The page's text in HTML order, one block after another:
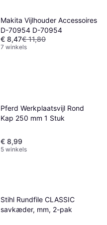
Makita Vijlhouder Accessoires
D-70954 D-70954
€ 8,47€ 11,80
7 winkels
Pferd Werkplaatsvijl Rond
Kap 250 mm 1 Stuk
€ 8,99
5 winkels
Stihl Rundfile CLASSIC
savkæder, mm, 2-pak